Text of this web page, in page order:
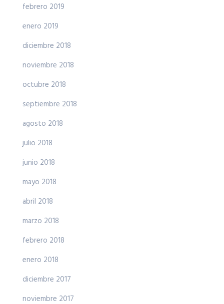
febrero 2019
enero 2019
diciembre 2018
noviembre 2018
octubre 2018
septiembre 2018
agosto 2018
julio 2018
junio 2018
mayo 2018
abril 2018
marzo 2018
febrero 2018
enero 2018
diciembre 2017
noviembre 2017